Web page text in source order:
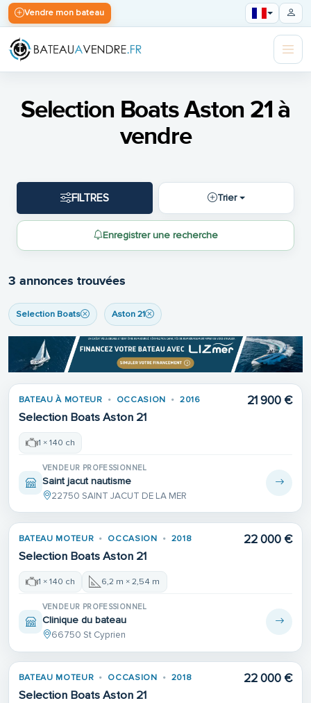
Vendre mon bateau
Selection Boats Aston 21 à
vendre
FILTRES Trier
Enregistrer une recherche
3 annonces trouvées
Selection Boats Aston 21
BATEAU À MOTEUR OCCASION 2016
Selection Boats Aston 21
21 900 €
1 × 140 ch
VENDEUR PROFESSIONNEL
Saint jacut nautisme
22750 SAINT JACUT DE LA MER
BATEAU MOTEUR OCCASION 2018
Selection Boats Aston 21
22 000 €
1 × 140 ch 6,2 m × 2,54 m
VENDEUR PROFESSIONNEL
Clinique du bateau
66750 St Cyprien
BATEAU MOTEUR OCCASION 2018
Selection Boats Aston 21
22 000 €